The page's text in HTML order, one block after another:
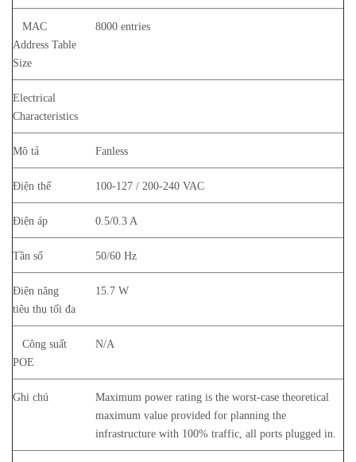
MAC
Address Table
Size
8000 entries
Electrical
Characteristics
Mô tả Fanless
Điện thế 100-127 / 200-240 VAC
Điện áp 0.5/0.3 A
Tần số 50/60 Hz
Điện năng
tiêu thụ tối đa
15.7 W
Công suất
POE
N/A
Ghi chú
Maximum power rating is the worst-case theoretical
maximum value provided for planning the
infrastructure with 100% traffic, all ports plugged in.